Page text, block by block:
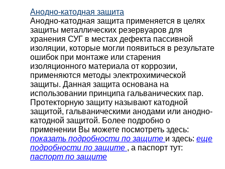
Анодно-катодная защита
Анодно-катодная защита применяется в целях
защиты металлических резервуаров для
хранения СУГ в местах дефекта пассивной
изоляции, которые могли появиться в результате
ошибок при монтаже или старения
изоляционного материала от коррозии,
применяются методы электрохимической
защиты. Данная защита основана на
использовании принципа гальванических пар.
Протекторную защиту называют катодной
защитой, гальваническими анодами или анодно-
катодной защитой. Более подробно о
применении Вы можете посмотреть здесь:
показать подробности по защите и здесь: еще
подробности по защите , а паспорт тут:
паспорт по защите